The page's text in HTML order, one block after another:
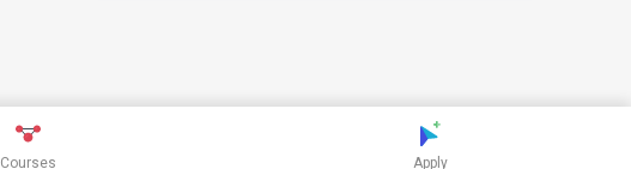
Courses Apply